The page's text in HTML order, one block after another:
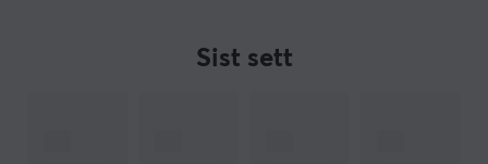
Sist sett